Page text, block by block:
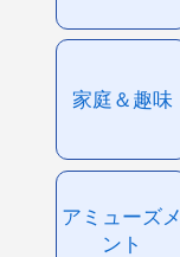
家庭＆趣味
アミューズメ
ント